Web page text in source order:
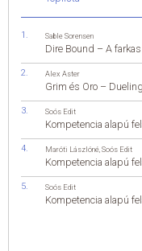
Sable Sorensen
Dire Bound – A
Alex Aster
Grim és Oro –
Soós Edit
Kompetencia alapú
Maróti Lászlóné Soós Edit
Kompetencia alapú
Soós Edit
Kompetencia alapú